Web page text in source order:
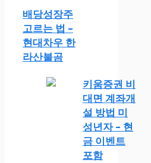
배당성장주
고르는 법 –
현대차우 한
라산불곰
키움증권 비
대면 계좌개
설 방법 미
성년자 – 현
금 이벤트
포함